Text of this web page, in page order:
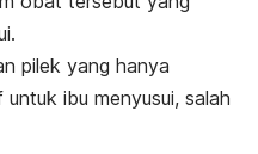
pilek yang hanya
ibu menyusui, salah